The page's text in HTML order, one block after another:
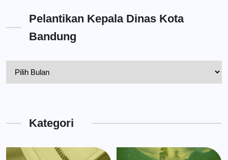
Pelantikan Kepala Dinas Kota
Bandung
BandungKategori